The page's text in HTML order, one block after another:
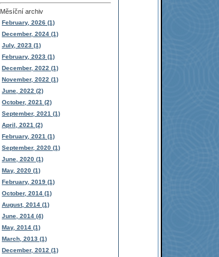
Měsíční archiv
February, 2026 (1)
December, 2024 (1)
July, 2023 (1)
February, 2023 (1)
December, 2022 (1)
November, 2022 (1)
June, 2022 (2)
October, 2021 (2)
September, 2021 (1)
April, 2021 (2)
February, 2021 (1)
September, 2020 (1)
June, 2020 (1)
May, 2020 (1)
February, 2019 (1)
October, 2014 (1)
August, 2014 (1)
June, 2014 (4)
May, 2014 (1)
March, 2013 (1)
December, 2012 (1)